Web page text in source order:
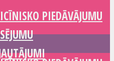
PIEDĀVĀJUMU